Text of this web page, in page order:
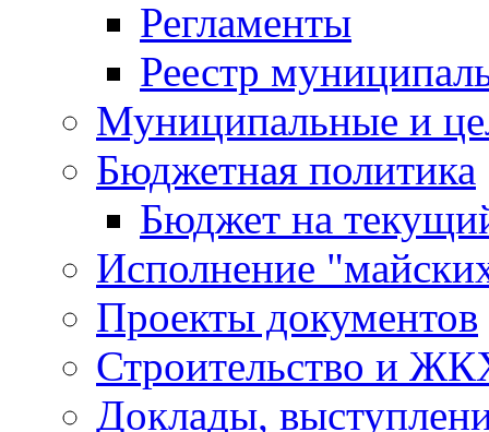
Регламенты
Реестр
Муниципальные и
Бюджетная политика
Бюджет на
Исполнение
Проекты документов
Строительство и
Доклады,